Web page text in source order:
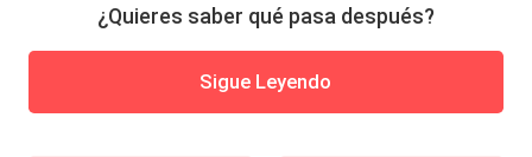
¿Quieres saber qué pasa después?
Sigue Leyendo